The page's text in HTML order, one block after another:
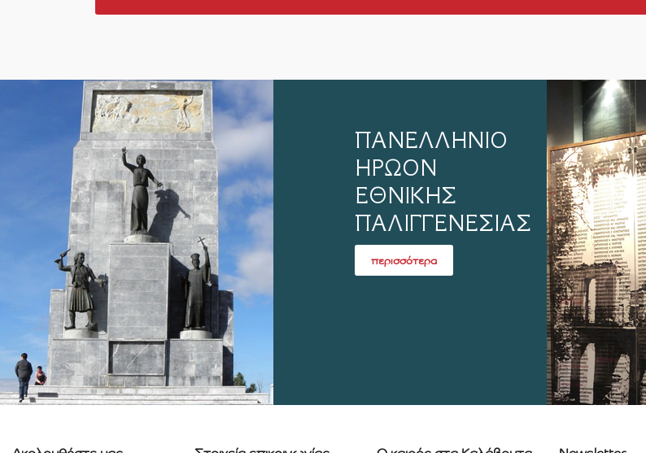
ΠΑΝΕΛΛΗΝΙΟ
ΗΡΩΟΝ
ΕΘΝΙΚΗΣ
ΠΑΛΙΓΓΕΝΕΣΙΑΣ
περισσότερα